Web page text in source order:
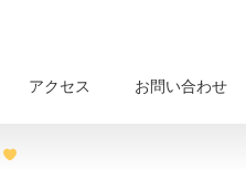
アクセス お問い合わせ